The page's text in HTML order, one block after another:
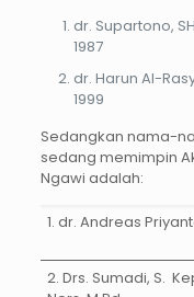
dr.
1987
dr. Harun Al-
1999
Sedangkan nama-
sedang memimpin
Ngawi adalah:
1. dr. Andreas
2. Drs. Sumadi, S.